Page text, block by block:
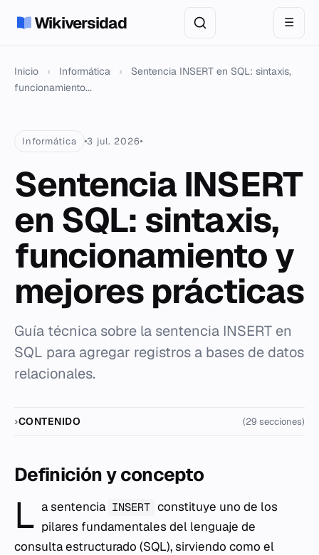
Wikiversidad ☰
Inicio › Informática ›
Sentencia INSERT en SQL: sintaxis,
funcionamiento...
Informática 3 jul. 2026
Sentencia INSERT
en SQL: sintaxis,
funcionamiento y
mejores prácticas
Guía técnica sobre la sentencia INSERT en
SQL para agregar registros a bases de datos
relacionales.
CONTENIDO (29 secciones)
Definición y concepto
L a sentencia INSERT constituye uno de los
pilares fundamentales del lenguaje de
consulta estructurado (SQL), sirviendo como el